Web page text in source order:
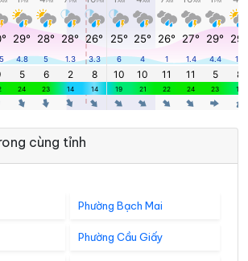
cùng tỉnh
Phường Bạch Mai
Phường Cầu Giấy